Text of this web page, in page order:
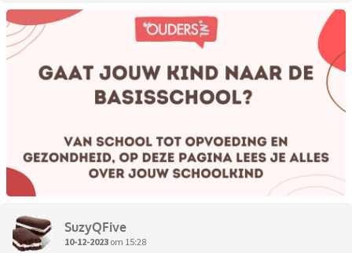
SuzyQFive
10-12-2023 om 15:28